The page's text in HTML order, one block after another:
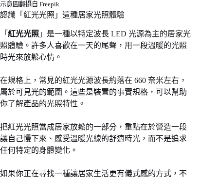
示意圖翻攝自 Freepik
認識「紅光光照」這種居家光照體驗
「 紅光光照 」是一種以特定波長 LED 光源為主的居家光
照體驗。許多人喜歡在一天的尾聲，用一段溫暖的光照
時光來放鬆心情。
在規格上，常見的紅光光源波長約落在 660 奈米左右，
屬於可見光的範圍。這些是裝置的事實規格，可以幫助
你了解產品的光照特性。
把紅光光照當成居家放鬆的一部分，重點在於營造一段
讓自己慢下來、感受溫暖光線的舒適時光，而不是追求
任何特定的身體變化。
如果你正在尋找一種讓居家生活更有儀式感的方式，不